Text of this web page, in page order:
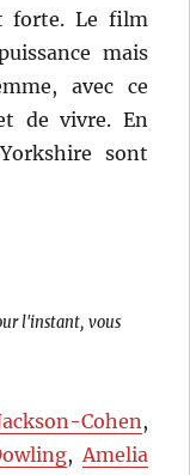
forte. Le film
mais
avec ce
de vivre. En
sont
l'instant, vous
Cohen,
,Amelia